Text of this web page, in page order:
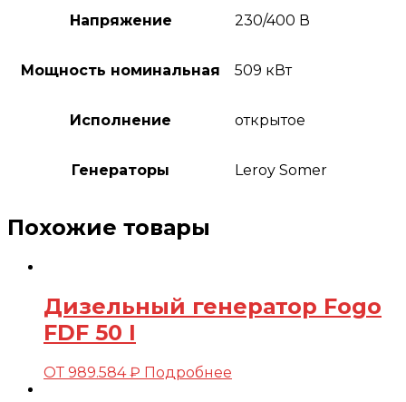
Напряжение 230/400 В
Мощность номинальная 509 кВт
Исполнение открытое
Генераторы Leroy Somer
Похожие товары
Дизельный генератор Fogo
FDF 50 I
ОТ 989.584₽ Подробнее